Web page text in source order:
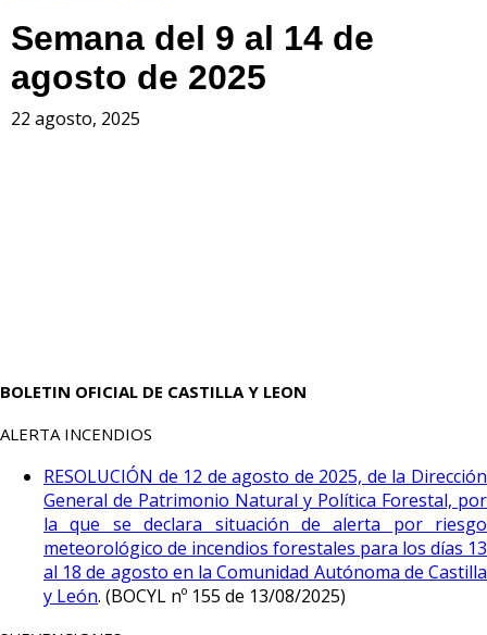
Semana del 9 al 14 de
agosto de 2025
22 agosto, 2025
BOLETIN OFICIAL DE CASTILLA Y LEON
ALERTA INCENDIOS
RESOLUCIÓN de 12 de agosto de 2025, de la Dirección
General de Patrimonio Natural y Política Forestal, por
la que se declara situación de alerta por riesgo
meteorológico de incendios forestales para los días 13
al 18 de agosto en la Comunidad Autónoma de Castilla
y León. (BOCYL nº 155 de 13/08/2025)